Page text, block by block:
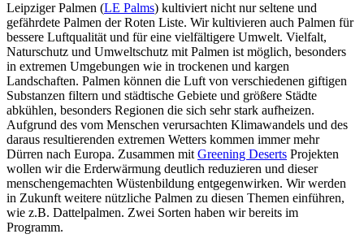
Leipziger Palmen (LE Palms) kultiviert nicht nur seltene und
gefährdete Palmen der Roten Liste. Wir kultivieren auch Palmen für
bessere Luftqualität und für eine vielfältigere Umwelt. Vielfalt,
Naturschutz und Umweltschutz mit Palmen ist möglich, besonders
in extremen Umgebungen wie in trockenen und kargen
Landschaften. Palmen können die Luft von verschiedenen giftigen
Substanzen filtern und städtische Gebiete und größere Städte
abkühlen, besonders Regionen die sich sehr stark aufheizen.
Aufgrund des vom Menschen verursachten Klimawandels und des
daraus resultierenden extremen Wetters kommen immer mehr
Dürren nach Europa. Zusammen mit Greening Deserts Projekten
wollen wir die Erderwärmung deutlich reduzieren und dieser
menschengemachten Wüstenbildung entgegenwirken. Wir werden
in Zukunft weitere nützliche Palmen zu diesen Themen einführen,
wie z.B. Dattelpalmen. Zwei Sorten haben wir bereits im
Programm.